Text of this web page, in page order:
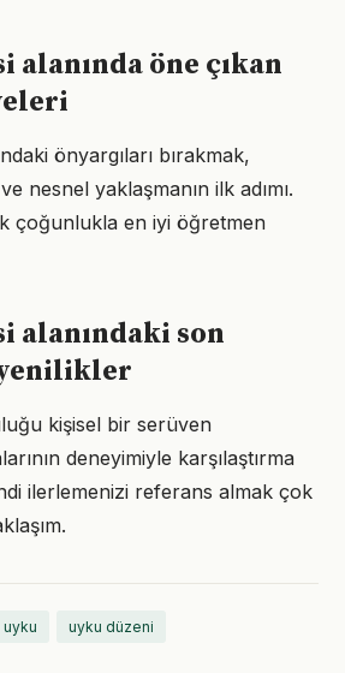
alanında öne çıkan
önyargıları bırakmak,
nesnel yaklaşmanın ilk adımı.
çoğunlukla en iyi öğretmen
alanındaki son
kişisel bir serüven
deneyimiyle karşılaştırma
ilerlemenizi referans almak çok
uyku uyku düzeni